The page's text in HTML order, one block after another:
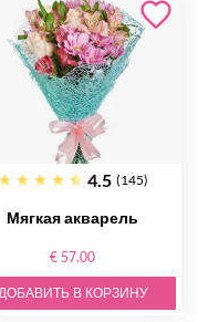
4.5 (145)
Мягкая акварель
€ 57.00
В КОРЗИНУ